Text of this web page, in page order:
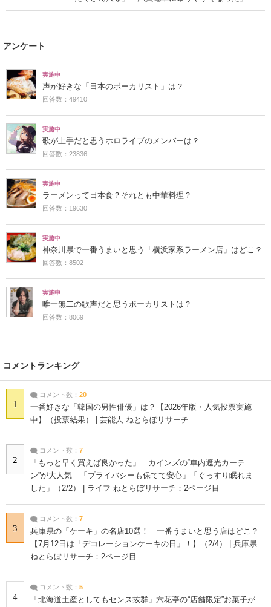
アンケート
実施中
声が好きな「日本のボーカリスト」は？
回答数：49410
実施中
歌が上手だと思うホロライブのメンバーは？
回答数：23836
実施中
ラーメンって日本食？それとも中華料理？
回答数：19630
実施中
神奈川県で一番うまいと思う「横浜家系ラーメン店」はどこ？
回答数：8502
実施中
唯一無二の歌声だと思うボーカリストは？
回答数：8069
コメントランキング
1
コメント数： 20
一番好きな「韓国の男性俳優」は？【2026年版・人気投票実施
中】（投票結果） | 芸能人 ねとらぼリサーチ
2
コメント数： 7
「もっと早く買えば良かった」 カインズの“車内遮光カーテ
ン”が大人気 「プライバシーも保てて安心」「ぐっすり眠れま
した」（2/2） | ライフ ねとらぼリサーチ：2ページ目
3
コメント数： 7
兵庫県の「ケーキ」の名店10選！ 一番うまいと思う店はどこ？
【7月12日は「デコレーションケーキの日」！】（2/4） | 兵庫県
ねとらぼリサーチ：2ページ目
4
コメント数： 5
「北海道土産としてもセンス抜群」六花亭の“店舗限定”お菓子が